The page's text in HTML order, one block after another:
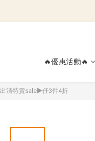
🔥優惠活動🔥
出清特賣sale▶︎任3件4折